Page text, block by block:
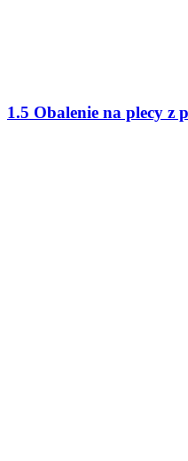
1.5 Obalenie na plecy z